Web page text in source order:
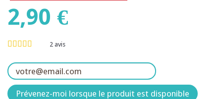
2,90 €
2 avis
Prévenez-moi lorsque le produit est disponible